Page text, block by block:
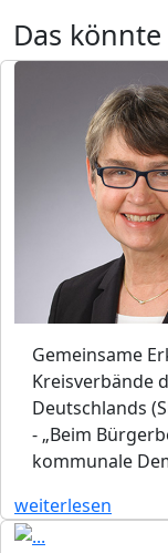
Das
Gemeinsame
Kreisverbände
Deutschlands
- „Beim
kommunale
weiterlesen